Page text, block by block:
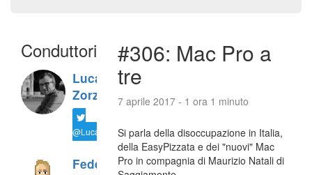
Conduttori
Luca
Zorzi
@LucaTNT
Federico
#306: Mac Pro a
tre
7 aprile 2017 - 1 ora 1 minuto
Si parla della disoccupazione in Italia,
della EasyPizzata e dei "nuovi" Mac
Pro in compagnia di Maurizio Natali di